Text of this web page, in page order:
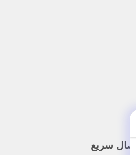
اتصال سريع